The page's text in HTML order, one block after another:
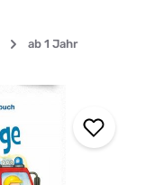
ab 1 Jahr